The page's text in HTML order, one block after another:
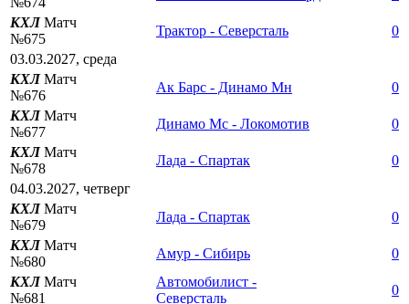
КХЛМатч
№675
Трактор - Северсталь
0
03.03.2027, среда
КХЛМатч
№676
Ак Барс - Динамо Мн
0
КХЛМатч
№677
Динамо Мс - Локомотив
0
КХЛМатч
№678
Лада - Спартак
0
04.03.2027, четверг
КХЛМатч
№679
Лада - Спартак
0
КХЛМатч
№680
Амур - Сибирь
0
КХЛМатч
№681
Автомобилист -
Северсталь
0